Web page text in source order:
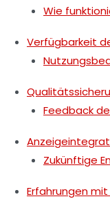
Wie
Verfügbarkeit
Feedback
Zukünftige
Erfahrungen